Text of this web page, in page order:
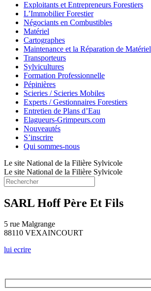
Exploitants et Entrepreneurs Forestiers
L’Immobilier Forestier
Négociants en Combustibles
Matériel
Cartographes
Maintenance et la Réparation de Matériel
Transporteurs
Sylvicultures
Formation Professionnelle
Pépinières
Scieries / Scieries Mobiles
Experts / Gestionnaires Forestiers
Entretien de Plans d’Eau
Elagueurs-Grimpeurs.com
Nouveautés
S’inscrire
Qui sommes-nous
Le site National de la Filière Sylvicole
Le site National de la Filière Sylvicole
SARL Hoff Père Et Fils
5 rue Malgrange
88110 VEXAINCOURT
lui ecrire